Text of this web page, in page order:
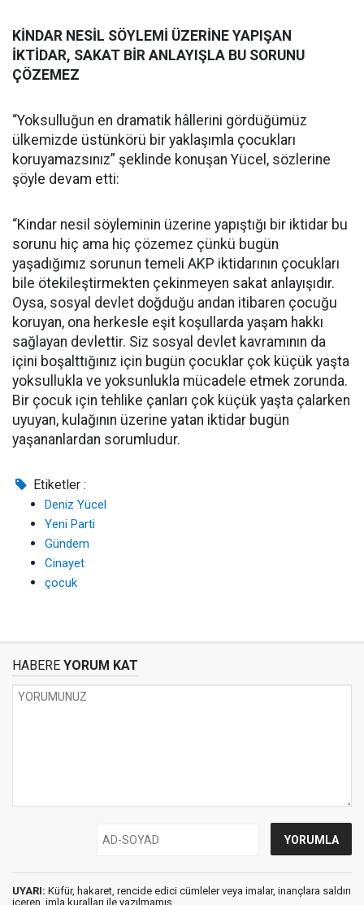
KİNDAR NESİL SÖYLEMİ ÜZERİNE YAPIŞAN
İKTİDAR, SAKAT BİR ANLAYIŞLA BU SORUNU
ÇÖZEMEZ
“Yoksulluğun en dramatik hâllerini gördüğümüz
ülkemizde üstünkörü bir yaklaşımla çocukları
koruyamazsınız” şeklinde konuşan Yücel, sözlerine
şöyle devam etti:
“Kindar nesil söyleminin üzerine yapıştığı bir iktidar bu
sorunu hiç ama hiç çözemez çünkü bugün
yaşadığımız sorunun temeli AKP iktidarının çocukları
bile ötekileştirmekten çekinmeyen sakat anlayışıdır.
Oysa, sosyal devlet doğduğu andan itibaren çocuğu
koruyan, ona herkesle eşit koşullarda yaşam hakkı
sağlayan devlettir. Siz sosyal devlet kavramının da
içini boşalttığınız için bugün çocuklar çok küçük yaşta
yoksullukla ve yoksunlukla mücadele etmek zorunda.
Bir çocuk için tehlike çanları çok küçük yaşta çalarken
uyuyan, kulağının üzerine yatan iktidar bugün
yaşananlardan sorumludur.
Etiketler :
Deniz Yücel
Yeni Parti
Gündem
Cinayet
çocuk
HABERE YORUM KAT
UYARI: Küfür, hakaret, rencide edici cümleler veya imalar, inançlara saldırı
içeren, imla kuralları ile yazılmamış,